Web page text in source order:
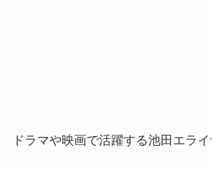
ドラマや映画で活躍する池田エライ